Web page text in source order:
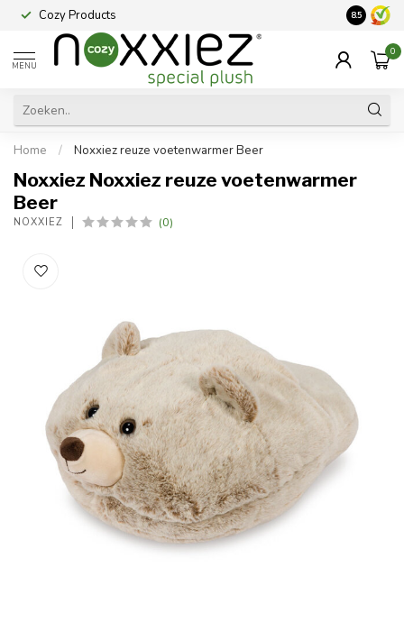
Cozy Products Vraag
8.5
MENU
0
Home / Noxxiez reuze voetenwarmer Beer
Noxxiez Noxxiez reuze voetenwarmer
Beer
NOXXIEZ (0)